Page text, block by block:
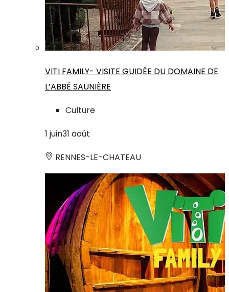
VITI FAMILY- VISITE GUIDÉE DU DOMAINE DE
L’ABBÉ SAUNIÈRE
Culture
1 juin31 août
RENNES-LE-CHATEAU